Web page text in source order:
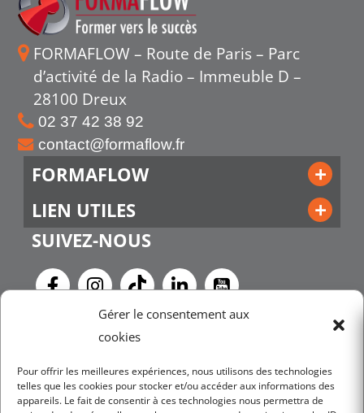
Gérer le consentement aux
cookies
Pour offrir les meilleures expériences, nous utilisons des technologies
telles que les cookies pour stocker et/ou accéder aux informations des
appareils. Le fait de consentir à ces technologies nous permettra de
FORMAFLOW – Route de Paris – Parc
d’activité de la Radio – Immeuble D –
28100 Dreux
02 37 42 38 92
contact@formaflow.fr
FORMAFLOW
LIEN UTILES
SUIVEZ-NOUS
NEWSLETTER
JE M'INSCRIS